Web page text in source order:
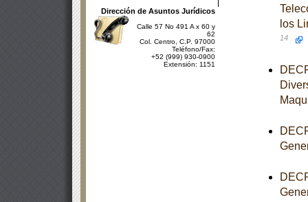
Dirección de Asuntos Jurídicos
Calle 57 No 491 A x 60 y
62
Col. Centro, C.P. 97000
Teléfono/Fax:
+52 (999) 930-0900
Extensión: 1151
los
14